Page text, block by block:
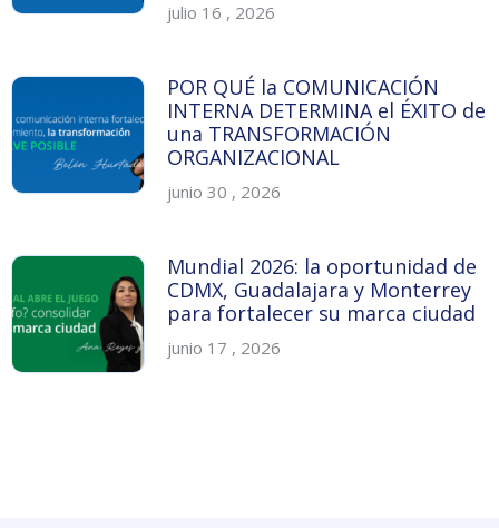
julio 16 , 2026
POR QUÉ la COMUNICACIÓN
INTERNA DETERMINA el ÉXITO de
una TRANSFORMACIÓN
ORGANIZACIONAL
junio 30 , 2026
Mundial 2026: la oportunidad de
CDMX, Guadalajara y Monterrey
para fortalecer su marca ciudad
junio 17 , 2026